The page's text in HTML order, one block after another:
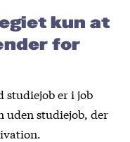
kun at
for
studiejob er i job
uden studiejob, der